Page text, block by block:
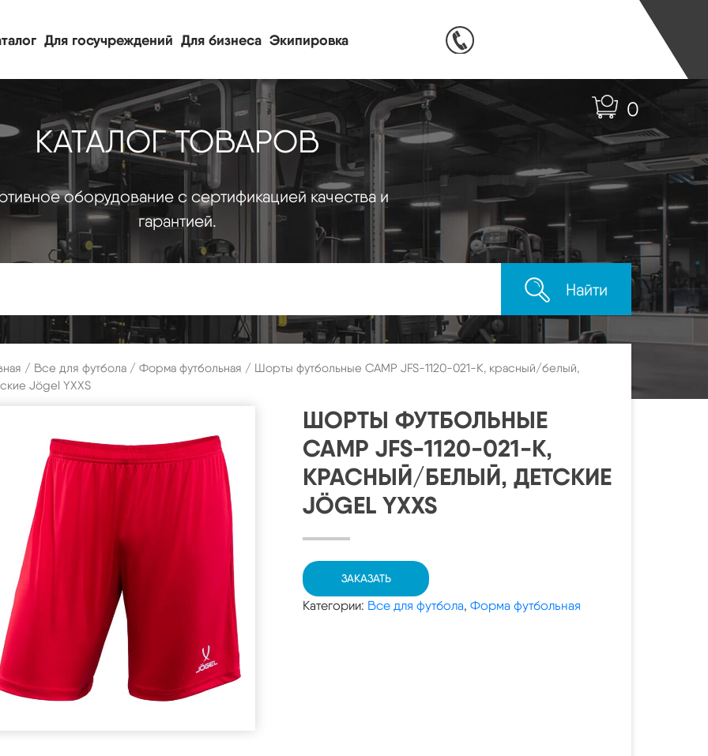
Для госучреждений Для бизнеса Экипировка
0
КАТАЛОГ ТОВАРОВ
оборудование с сертификацией качества и
гарантией.
Найти
/ Все для футбола / Форма футбольная / Шорты футбольные CAMP JFS-1120-021-K, красный/белый,
Jögel YXXS
ШОРТЫ ФУТБОЛЬНЫЕ
CAMP JFS-1120-021-K,
КРАСНЫЙ/БЕЛЫЙ, ДЕТСКИЕ
JÖGEL YXXS
ЗАКАЗАТЬ
Категории: Все для футбола, Форма футбольная